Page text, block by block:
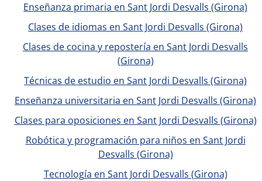
Enseñanza primaria en Sant Jordi Desvalls (Girona)
Clases de idiomas en Sant Jordi Desvalls (Girona)
Clases de cocina y repostería en Sant Jordi Desvalls
(Girona)
Técnicas de estudio en Sant Jordi Desvalls (Girona)
Enseñanza universitaria en Sant Jordi Desvalls (Girona)
Clases para oposiciones en Sant Jordi Desvalls (Girona)
Robótica y programación para niños en Sant Jordi
Desvalls (Girona)
Tecnología en Sant Jordi Desvalls (Girona)